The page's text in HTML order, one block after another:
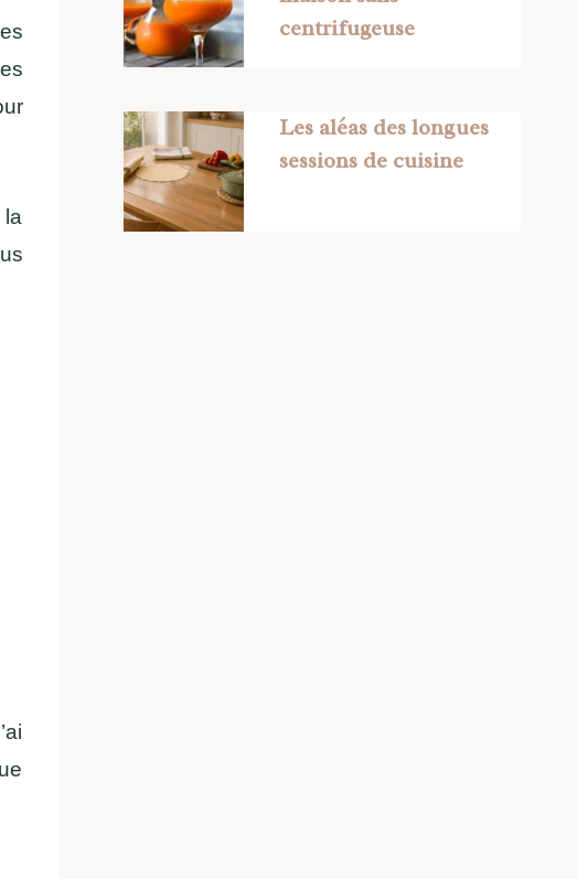
centrifugeuse
Les aléas des longues
sessions de cuisine